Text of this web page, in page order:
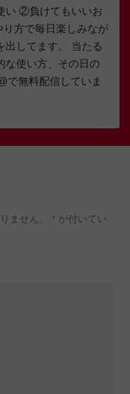
い ②負けてもいいお
方で毎日楽しみなが
出してます。 当たる
な使い方、その日の
で無料配信していま
ません。 * が付いてい